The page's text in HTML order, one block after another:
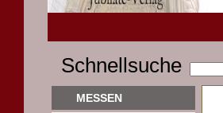
Schnellsuche
MESSEN